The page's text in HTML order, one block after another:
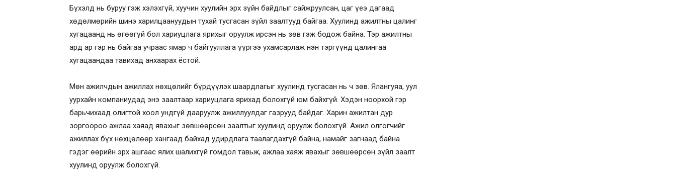
Бүхэлд нь буруу гэж хэлэхгүй, хуучин хуулийн эрх зүйн байдлыг сайжруулсан, цаг үеэ дагаад
хөдөлмөрийн шинэ харилцаануудын тухай тусгасан зүйл заалтууд байгаа. Хуулинд ажилтны цалинг
хугацаанд нь өгөөгүй бол хариуцлага ярихыг оруулж ирсэн нь зөв гэж бодож байна. Тэр ажилтны
ард ар гэр нь байгаа учраас ямар ч байгууллага үүргээ ухамсарлаж нэн тэргүүнд цалингаа
хугацаандаа тавихад анхаарах ёстой.
Мөн ажилчдын ажиллах нөхцөлийг бүрдүүлэх шаардлагыг хуулинд тусгасан нь ч зөв. Ялангуяа, уул
уурхайн компаниудад энэ заалтаар хариуцлага ярихад болохгүй юм байхгүй. Хэдэн ноорхой гэр
барьчихаад олигтой хоол ундгүй дааруулж ажиллуулдаг газрууд байдаг. Харин ажилтан дур
зоргоороо ажлаа хаяад явахыг зөвшөөрсөн заалтыг хуулинд оруулж болохгүй. Ажил олгогчийг
ажиллах бүх нөхцөлөөр хангаад байхад удирдлага таалагдахгүй байна, намайг загнаад байна
гэдэг өөрийн эрх ашгаас ялих шалихгүй гомдол тавьж, ажлаа хаяж явахыг зөвшөөрсөн зүйл заалт
хуулинд оруулж болохгүй.